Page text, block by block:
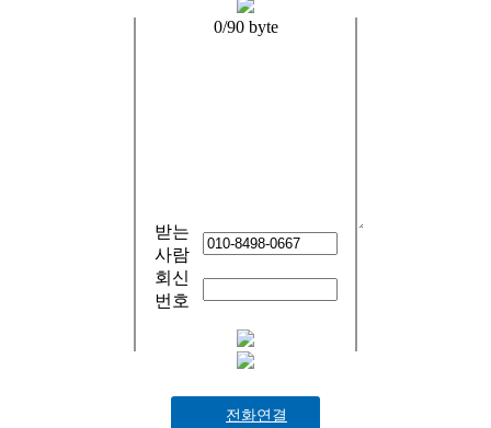
0/90 byte
받는
사람
회신
번호
전화연결